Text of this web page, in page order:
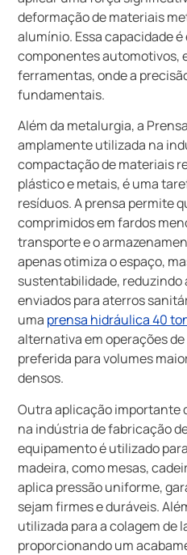
deformação de materiais
alumínio. Essa capacidade
componentes automotivos,
ferramentas, onde a
fundamentais.
Além da metalurgia, a
amplamente utilizada na
compactação de materiais
plástico e metais, é uma
resíduos. A prensa permite
comprimidos em fardos
transporte e o
apenas otimiza o espaço,
sustentabilidade, reduzindo
enviados para aterros
uma prensa hidráulica 40
alternativa em operações
preferida para volumes
densos.
Outra aplicação importante
na indústria de fabricação
equipamento é utilizado
madeira, como mesas,
aplica pressão uniforme,
sejam firmes e duráveis.
utilizada para a colagem de
proporcionando um